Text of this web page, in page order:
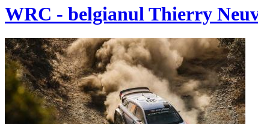
WRC - belgianul Thierry